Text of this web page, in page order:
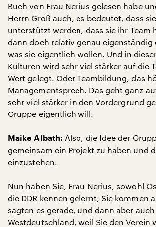
Buch von Frau Nerius gelesen habe
Herrn Groß auch, es bedeutet, dass
unterstützt werden, dass sie ihr Team
dann doch relativ genau eigenständig
was sie eigentlich wollen. Und in
Kulturen wird sehr viel stärker auf die
Wert gelegt. Oder Teambildung, das
Managementsprech. Das geht ganz
sehr viel stärker in den Vordergrund
Gruppe eigentlich will.
Maike Albath: Also, die Idee der
gemeinsam ein Projekt zu haben und
einzustehen.
Nun haben Sie, Frau Nerius, sowohl
die DDR kennen gelernt, Sie kommen
sagten es gerade, und dann aber auch
Westdeutschland, weil Sie den Verein